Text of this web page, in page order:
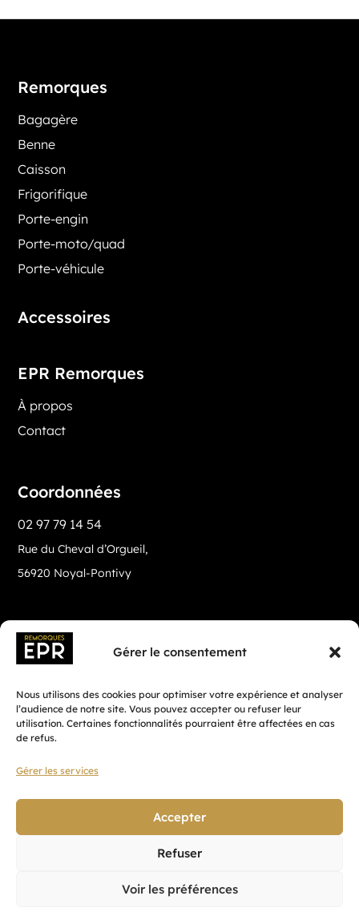
Gérer le consentement
Nous utilisons des cookies pour optimiser votre expérience et analyser
l’audience de notre site. Vous pouvez accepter ou refuser leur
utilisation. Certaines fonctionnalités pourraient être affectées en cas
de refus.
Gérer les services
Accepter
Refuser
Voir les préférences
Remorques
Bagagère
Benne
Caisson
Frigorifique
Porte-engin
Porte-moto/quad
Porte-véhicule
Accessoires
EPR Remorques
À propos
Contact
Coordonnées
02 97 79 14 54
Rue du Cheval d’Orgueil,
56920 Noyal-Pontivy